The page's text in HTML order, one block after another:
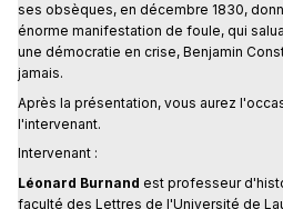
ses obsèques, en décembre 1830,
énorme manifestation de foule, qui
une démocratie en crise, Benjamin
jamais.
Après la présentation, vous aurez
l'intervenant.
Intervenant :
Léonard Burnand est professeur
faculté des Lettres de l'Université de